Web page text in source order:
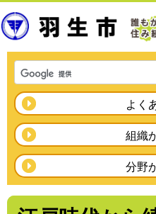
よく
組織
分野